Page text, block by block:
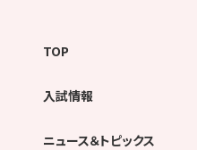
TOP
入試情報
ニュース＆トピックス